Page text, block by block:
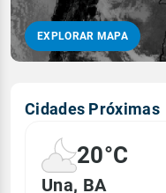
EXPLORAR MAPA
Cidades Próximas
20°C
Una, BA